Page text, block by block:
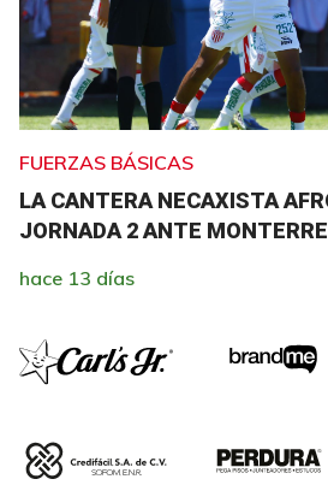
FUERZAS BÁSICAS
LA CANTERA NECAXISTA
JORNADA 2 ANTE
hace 13 días